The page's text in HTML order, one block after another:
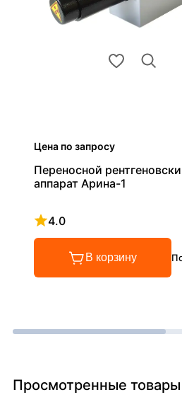
Цена по запросу
Переносной
аппарат Арина-1
4.0
Рейтинг 4 из 5
В корзину
Просмотренные товары